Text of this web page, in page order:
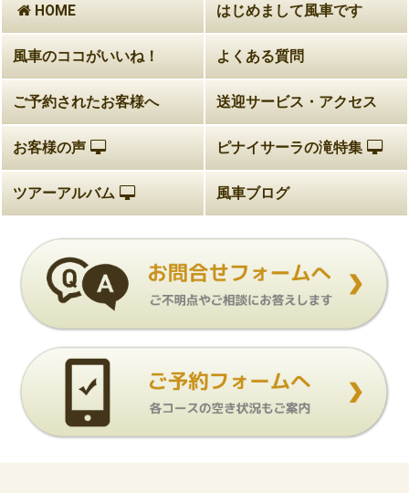
HOME はじめまして風車です
風車のココがいいね！ よくある質問
ご予約されたお客様へ 送迎サービス・アクセス
お客様の声 ピナイサーラの滝特集
ツアーアルバム 風車ブログ